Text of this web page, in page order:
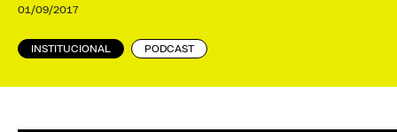
01/09/2017
INSTITUCIONAL PODCAST